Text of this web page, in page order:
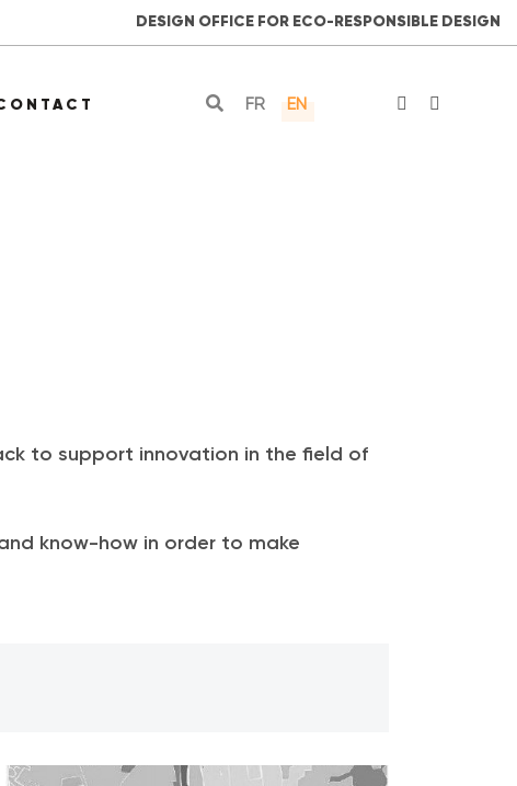
DESIGN OFFICE FOR ECO-RESPONSIBLE DESIGN
FR EN
to support innovation in the field of
know-how in order to make